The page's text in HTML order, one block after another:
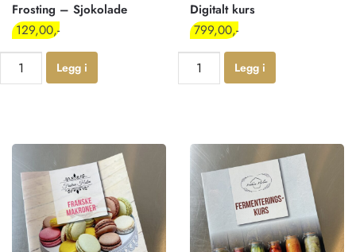
Frosting – Sjokolade
129,00
Legg i
Digitalt kurs
799,00
Legg i